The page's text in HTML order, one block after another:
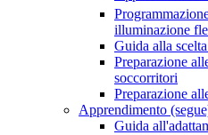
illuminazione
Guida alla
Preparazione
soccorritori
Preparazione
Apprendimento
Guida